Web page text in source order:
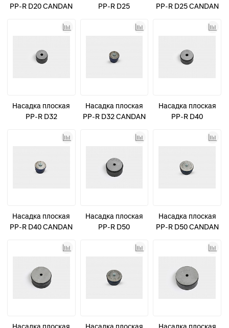
PP-R D20 CANDAN
PP-R D25
PP-R D25 CANDAN
Насадка плоская
PP-R D32
Насадка плоская
PP-R D32 CANDAN
Насадка плоская
PP-R D40
Насадка плоская
PP-R D40 CANDAN
Насадка плоская
PP-R D50
Насадка плоская
PP-R D50 CANDAN